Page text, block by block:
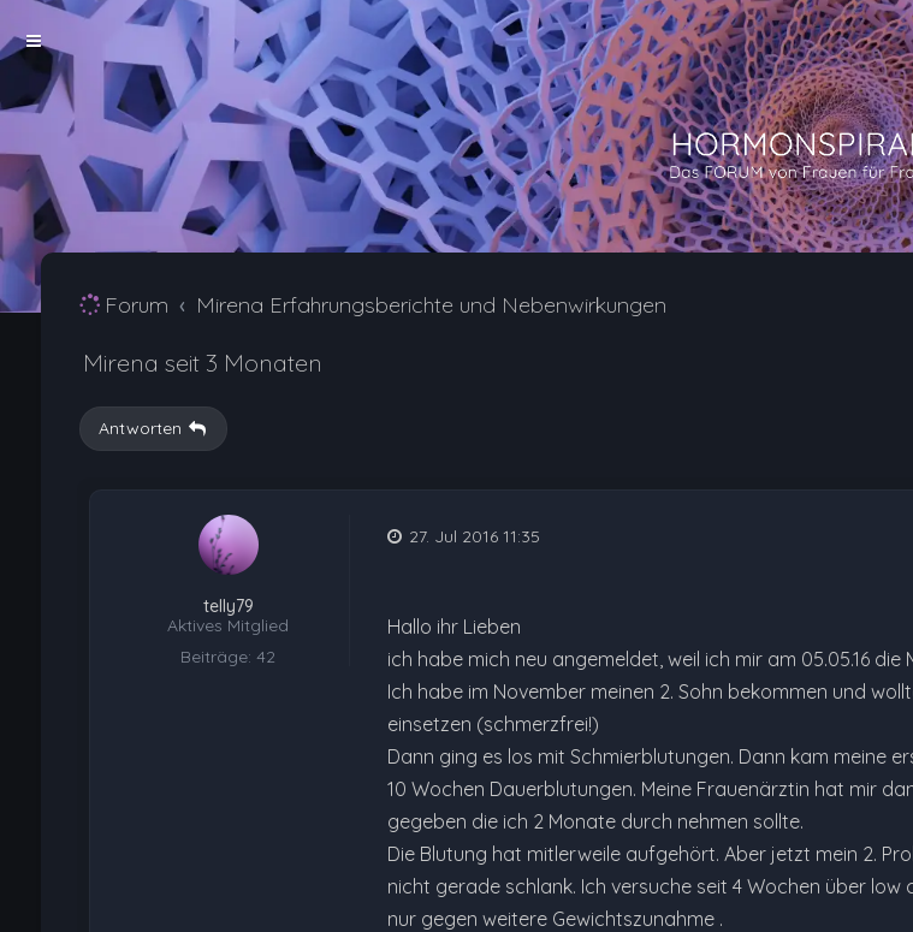
Forum Mirena Erfahrungsberichte und Nebenwirkungen
Mirena seit 3 Monaten
Antworten
telly79
Aktives Mitglied
Beiträge: 42
27. Jul 2016 11:35
Hallo ihr Lieben
ich habe mich neu angemeldet, weil ich mir am 05.05.16 die
Ich habe im November meinen 2. Sohn bekommen und
einsetzen (schmerzfrei!)
Dann ging es los mit Schmierblutungen. Dann kam meine
10 Wochen Dauerblutungen. Meine Frauenärztin hat mir
gegeben die ich 2 Monate durch nehmen sollte.
Die Blutung hat mitlerweile aufgehört. Aber jetzt mein 2.
nicht gerade schlank. Ich versuche seit 4 Wochen über
nur gegen weitere Gewichtszunahme .